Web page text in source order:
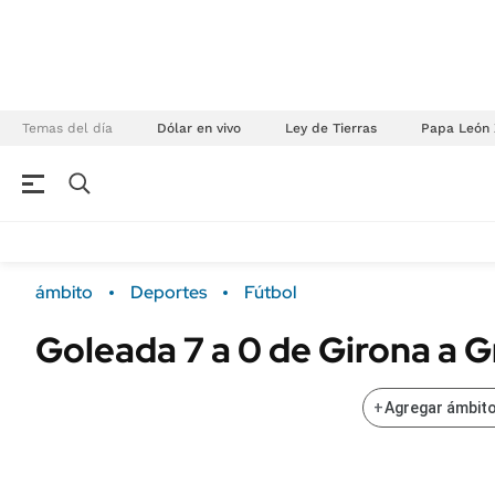
Temas del día Dólar en vivo Ley de Tierras Papa León
Campo Sustentabilidad
ENERGY REPORT
ámbito Deportes Fútbol
Goleada 7 a 0 de Girona a
+Agregar